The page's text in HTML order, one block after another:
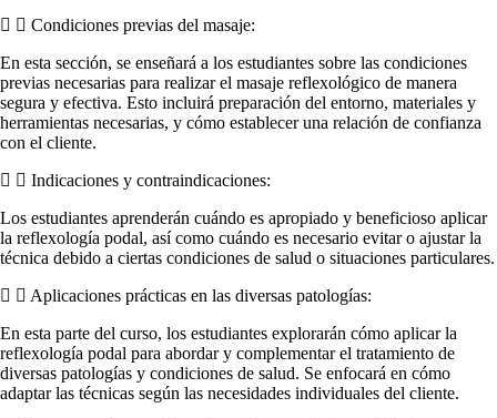
Condiciones previas del masaje:
En esta sección, se enseñará a los estudiantes sobre las condiciones
previas necesarias para realizar el masaje reflexológico de manera
segura y efectiva. Esto incluirá preparación del entorno, materiales y
herramientas necesarias, y cómo establecer una relación de confianza
con el cliente.
Indicaciones y contraindicaciones:
Los estudiantes aprenderán cuándo es apropiado y beneficioso aplicar
la reflexología podal, así como cuándo es necesario evitar o ajustar la
técnica debido a ciertas condiciones de salud o situaciones particulares.
Aplicaciones prácticas en las diversas patologías:
En esta parte del curso, los estudiantes explorarán cómo aplicar la
reflexología podal para abordar y complementar el tratamiento de
diversas patologías y condiciones de salud. Se enfocará en cómo
adaptar las técnicas según las necesidades individuales del cliente.